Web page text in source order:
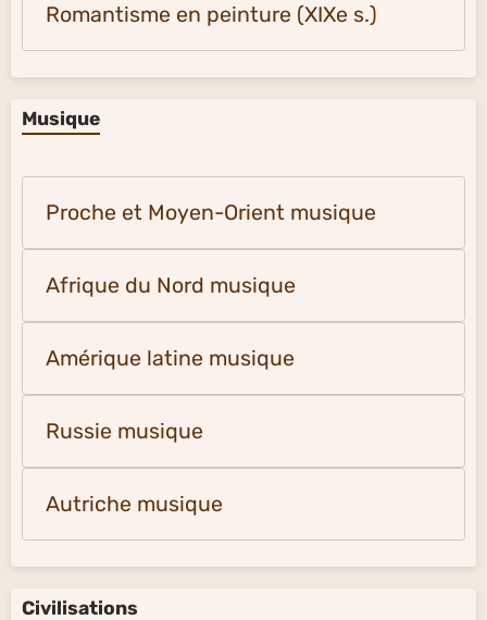
Romantisme en peinture (XIXe s.)
Musique
Proche et Moyen-Orient musique
Afrique du Nord musique
Amérique latine musique
Russie musique
Autriche musique
Civilisations